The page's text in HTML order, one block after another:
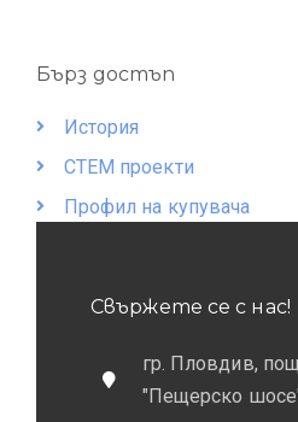
Бърз достъп
История
СТЕМ проекти
Профил на купувача
Свържете се с нас!
гр. Пловдив,
"Пещерско